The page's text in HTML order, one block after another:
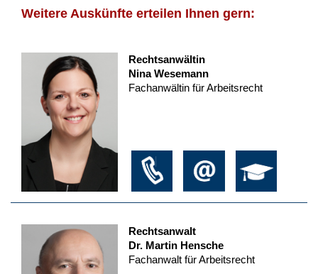
Weitere Auskünfte erteilen Ihnen gern:
Rechtsanwältin
Nina Wesemann
Fachanwältin für Arbeitsrecht
Rechtsanwalt
Dr. Martin Hensche
Fachanwalt für Arbeitsrecht